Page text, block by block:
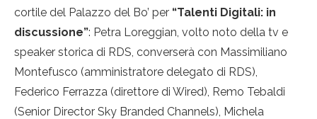
cortile del Palazzo del Bo’ per “Talenti Digitali: in
discussione”: Petra Loreggian, volto noto della tv e
speaker storica di RDS, converserà con Massimiliano
Montefusco (amministratore delegato di RDS),
Federico Ferrazza (direttore di Wired), Remo Tebaldi
(Senior Director Sky Branded Channels), Michela